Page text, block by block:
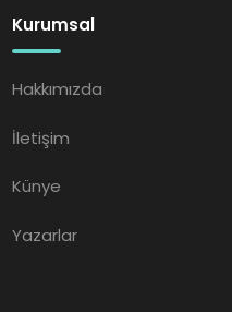
Kurumsal
Hakkımızda
İletişim
Künye
Yazarlar